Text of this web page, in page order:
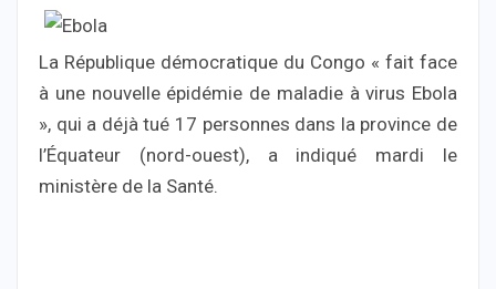
La République démocratique du Congo « fait face
à une nouvelle épidémie de maladie à virus Ebola
», qui a déjà tué 17 personnes dans la province de
l’Équateur (nord-ouest), a indiqué mardi le
ministère de la Santé.